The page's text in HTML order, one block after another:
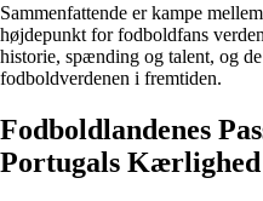
Sammenfattende er kampe
højdepunkt for fodboldfans
historie, spænding og talent, og
fodboldverdenen i fremtiden.
Fodboldlandenes
Portugals